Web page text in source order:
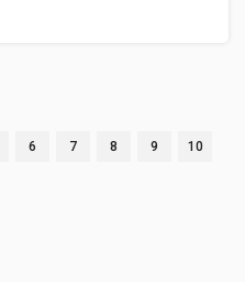
6 7 8 9 10